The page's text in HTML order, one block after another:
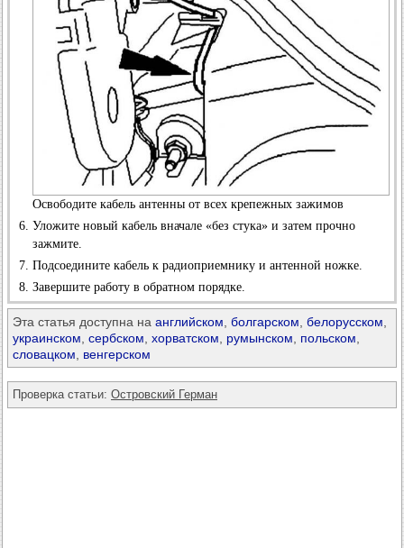
Освободите кабель антенны от всех крепежных зажимов
Уложите новый кабель вначале «без стука» и затем прочно
зажмите.
Подсоедините кабель к радиоприемнику и антенной ножке.
Завершите работу в обратном порядке.
Эта статья доступна на английском болгарском белорусском
украинском сербском хорватском румынском польском
словацком
венгерском
Проверка статьи: Островский Герман